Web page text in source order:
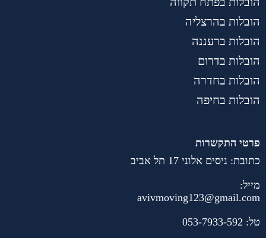
הובלות בהרצליה
הובלות ברעננה
הובלות בדרום
הובלות בחדרה
הובלות בחיפה
פרטי התקשרות
כתובת: ניסים אלוני 17 תל אביב
מייל:
avivmoving123@gmail.com
טל: 053-7933-592